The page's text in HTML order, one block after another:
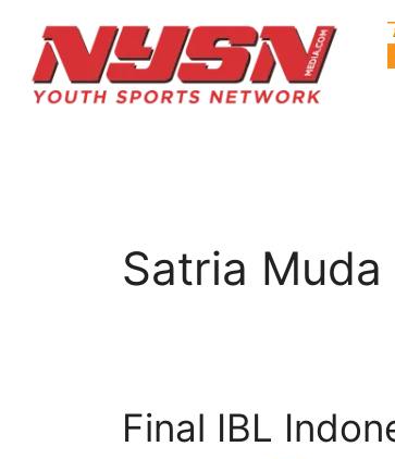
Satria Muda
Final IBL